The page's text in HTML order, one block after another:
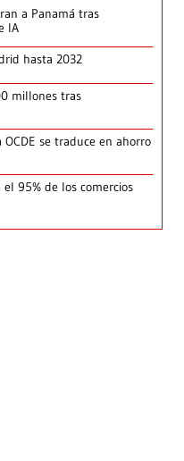
a Panamá tras
IA
hasta 2032
millones tras
se traduce en ahorro
95% de los comercios